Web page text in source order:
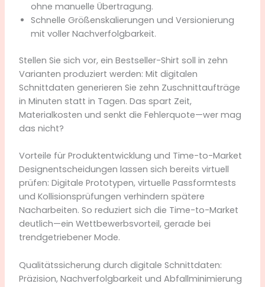
ohne manuelle Übertragung.
Schnelle Größenskalierungen und Versionierung
mit voller Nachverfolgbarkeit.
Stellen Sie sich vor, ein Bestseller-Shirt soll in zehn
Varianten produziert werden: Mit digitalen
Schnittdaten generieren Sie zehn Zuschnittaufträge
in Minuten statt in Tagen. Das spart Zeit,
Materialkosten und senkt die Fehlerquote—wer mag
das nicht?
Vorteile für Produktentwicklung und Time-to-Market
Designentscheidungen lassen sich bereits virtuell
prüfen: Digitale Prototypen, virtuelle Passformtests
und Kollisionsprüfungen verhindern spätere
Nacharbeiten. So reduziert sich die Time-to-Market
deutlich—ein Wettbewerbsvorteil, gerade bei
trendgetriebener Mode.
Qualitätssicherung durch digitale Schnittdaten:
Präzision, Nachverfolgbarkeit und Abfallminimierung